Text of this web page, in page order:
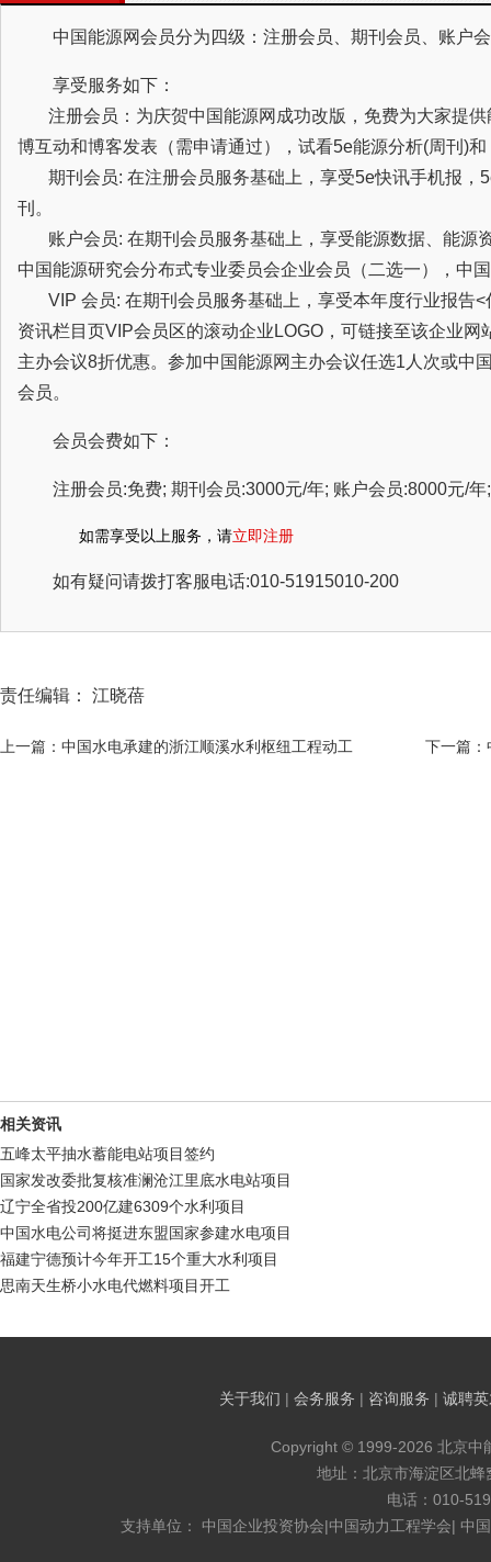
中国能源网会员分为四级：注册会员、期刊会员、账户
享受服务如下：
注册会员：为庆贺中国能源网成功改版，免费为大家提供
博互动和博客发表（需申请通过），试看5e能源分析(周刊)
期刊会员: 在注册会员服务基础上，享受5e快讯手机报，
刊。
账户会员: 在期刊会员服务基础上，享受能源数据、能源
中国能源研究会分布式专业委员会企业会员（二选一），中
VIP 会员: 在期刊会员服务基础上，享受本年度行业报告<
资讯栏目页VIP会员区的滚动企业LOGO，可链接至该企业
主办会议8折优惠。参加中国能源网主办会议任选1人次或中
会员。
会员会费如下：
注册会员:免费; 期刊会员:3000元/年; 账户会员:8000元/
如需享受以上服务，请立即注册
如有疑问请拨打客服电话:010-51915010-200
责任编辑： 江晓蓓
上一篇：中国水电承建的浙江顺溪水利枢纽工程动工 下一篇：
相关资讯
五峰太平抽水蓄能电站项目签约
国家发改委批复核准澜沧江里底水电站项目
辽宁全省投200亿建6309个水利项目
中国水电公司将挺进东盟国家参建水电项目
福建宁德预计今年开工15个重大水利项目
思南天生桥小水电代燃料项目开工
关于我们 | 会务服务 | 咨询服务 | 诚聘
Copyright © 1999-2026 北京中
地址：北京市海淀区北
电话：010-
支持单位： 中国企业投资协会|中国动力工程学会| 中